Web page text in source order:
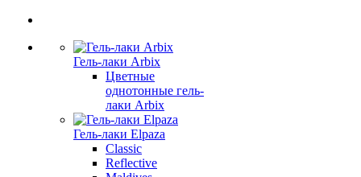
Гель-лаки Arbix
Цветные
однотонные гель-
лаки Arbix
Гель-лаки Elpaza
Classic
Reflective